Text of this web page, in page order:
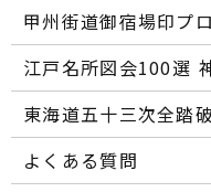
甲州街道御宿場印プ
江戸名所図会100選――
東海道五十三次全踏破
よくある質問